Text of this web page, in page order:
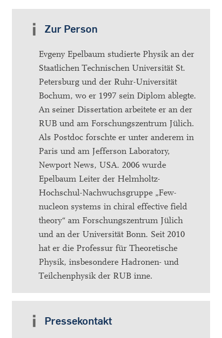
Zur Person
Evgeny Epelbaum studierte Physik an der
Staatlichen Technischen Universität St.
Petersburg und der Ruhr-Universität
Bochum, wo er 1997 sein Diplom ablegte.
An seiner Dissertation arbeitete er an der
RUB und am Forschungszentrum Jülich.
Als Postdoc forschte er unter anderem in
Paris und am Jefferson Laboratory,
Newport News, USA. 2006 wurde
Epelbaum Leiter der Helmholtz-
Hochschul-Nachwuchsgruppe „Few-
nucleon systems in chiral effective field
theory“ am Forschungszentrum Jülich
und an der Universität Bonn. Seit 2010
hat er die Professur für Theoretische
Physik, insbesondere Hadronen- und
Teilchenphysik der RUB inne.
Pressekontakt